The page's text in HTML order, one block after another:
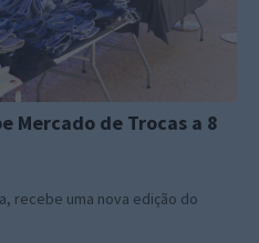
Mercado de Trocas a 8
recebe uma nova edição do